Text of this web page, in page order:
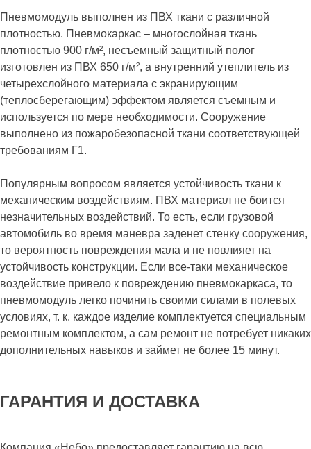
Пневмомодуль выполнен из ПВХ ткани с различной
плотностью. Пневмокаркас – многослойная ткань
плотностью 900 г/м², несъемный защитный полог
изготовлен из ПВХ 650 г/м², а внутренний утеплитель из
четырехслойного материала с экранирующим
(теплосберегающим) эффектом является съемным и
используется по мере необходимости. Сооружение
выполнено из пожаробезопасной ткани соответствующей
требованиям Г1.
Популярным вопросом является устойчивость ткани к
механическим воздействиям. ПВХ материал не боится
незначительных воздействий. То есть, если грузовой
автомобиль во время маневра заденет стенку сооружения,
то вероятность повреждения мала и не повлияет на
устойчивость конструкции. Если все-таки механическое
воздействие привело к повреждению пневмокаркаса, то
пневмомодуль легко починить своими силами в полевых
условиях, т. к. каждое изделие комплектуется специальным
ремонтным комплектом, а сам ремонт не потребует никаких
дополнительных навыков и займет не более 15 минут.
ГАРАНТИЯ И ДОСТАВКА